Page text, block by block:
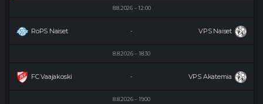
8.8.2026 12:00
RoPS Naiset VPS Naiset
-
8.8.2026 18:30
FC Vaajakoski VPS Akatemia
-
8.8.2026 19:00